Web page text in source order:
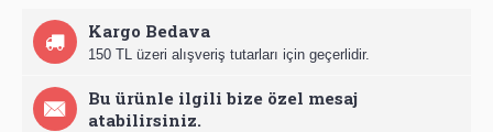
Kargo Bedava
150 TL üzeri alışveriş tutarları için geçerlidir.
Bu ürünle ilgili bize özel mesaj
atabilirsiniz.